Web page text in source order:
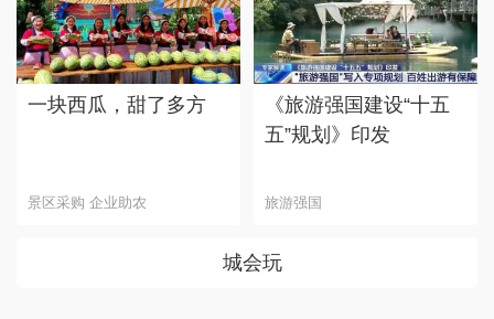
一块西瓜，甜了多方
景区采购 企业助农
《旅游强国建设“十五
五”规划》印发
旅游强国
城会玩